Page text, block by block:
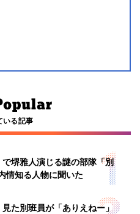
いる記事
で堺雅人演じる謎の部隊「別
情知る人物に聞いた
見た別班員が「ありえねー」